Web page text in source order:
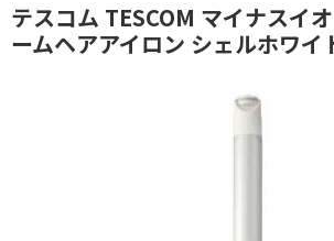
テスコム TESCOM マイナスイ
ームヘアアイロン シェルホワ